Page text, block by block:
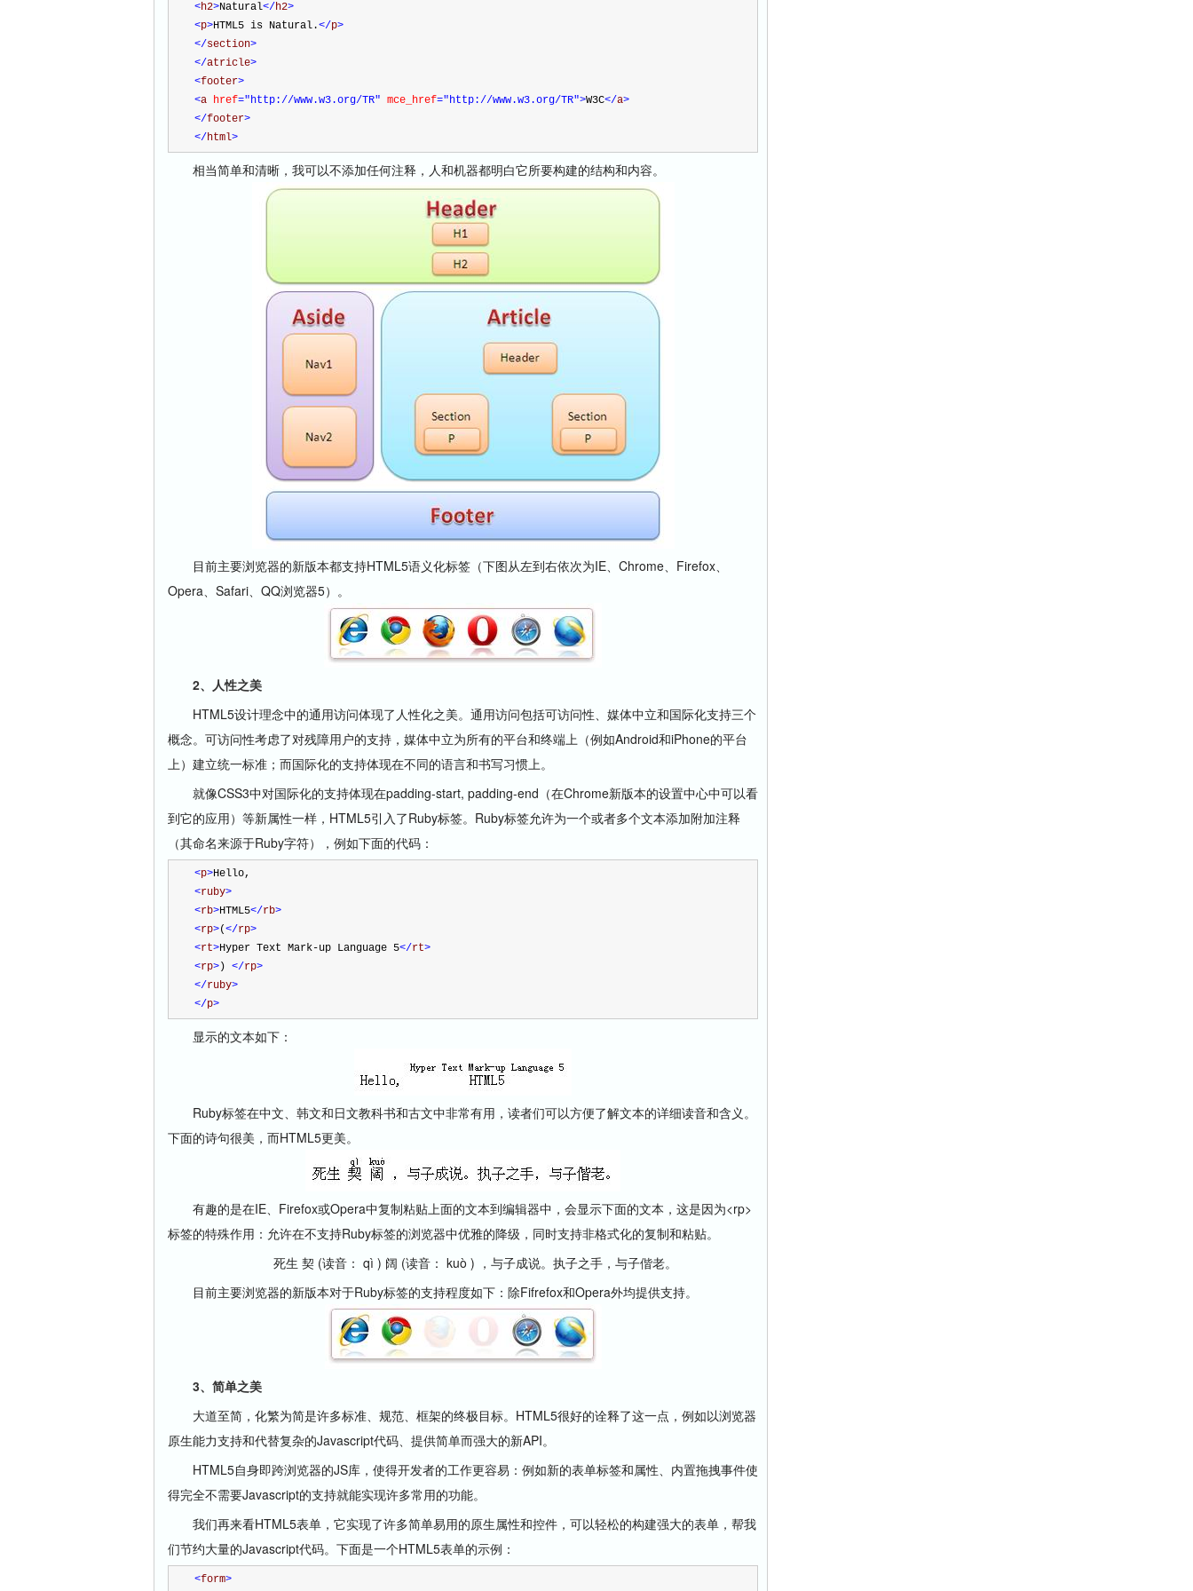
<h2>Natural</h2>
<p>HTML5 is Natural.</p>
</section>
</atricle>
<footer>
<a href="http://www.w3.org/TR" mce_href="http://www.w3.org/TR">W3C</a>
</footer>
</html>
相当简单和清晰，我可以不添加任何注释，人和机器都明白它所要构建的结构和内容。
目前主要浏览器的新版本都支持HTML5语义化标签（下图从左到右依次为IE、Chrome、Firefox、
Opera、Safari、QQ浏览器5）。
2、人性之美
HTML5设计理念中的通用访问体现了人性化之美。通用访问包括可访问性、媒体中立和国际化支持三个
概念。可访问性考虑了对残障用户的支持，媒体中立为所有的平台和终端上（例如Android和iPhone的平台
上）建立统一标准；而国际化的支持体现在不同的语言和书写习惯上。
就像CSS3中对国际化的支持体现在padding-start, padding-end（在Chrome新版本的设置中心中可以看
到它的应用）等新属性一样，HTML5引入了Ruby标签。Ruby标签允许为一个或者多个文本添加附加注释
（其命名来源于Ruby字符），例如下面的代码：
<p>Hello,
<ruby>
<rb>HTML5</rb>
<rp>(</rp>
<rt>Hyper Text Mark-up Language 5</rt>
<rp> ) </rp>
</ruby>
</p>
显示的文本如下：
Ruby标签在中文、韩文和日文教科书和古文中非常有用，读者们可以方便了解文本的详细读音和含义。
下面的诗句很美，而HTML5更美。
有趣的是在IE、Firefox或Opera中复制粘贴上面的文本到编辑器中，会显示下面的文本，这是因为<rp>
标签的特殊作用：允许在不支持Ruby标签的浏览器中优雅的降级，同时支持非格式化的复制和粘贴。
死生 契 (读音： qì ) 阔 (读音： kuò ) ，与子成说。执子之手，与子偕老。
目前主要浏览器的新版本对于Ruby标签的支持程度如下：除Fifrefox和Opera外均提供支持。
3、简单之美
大道至简，化繁为简是许多标准、规范、框架的终极目标。HTML5很好的诠释了这一点，例如以浏览器
原生能力支持和代替复杂的Javascript代码、提供简单而强大的新API。
HTML5自身即跨浏览器的JS库，使得开发者的工作更容易：例如新的表单标签和属性、内置拖拽事件使
得完全不需要Javascript的支持就能实现许多常用的功能。
我们再来看HTML5表单，它实现了许多简单易用的原生属性和控件，可以轻松的构建强大的表单，帮我
们节约大量的Javascript代码。下面是一个HTML5表单的示例：
<form>